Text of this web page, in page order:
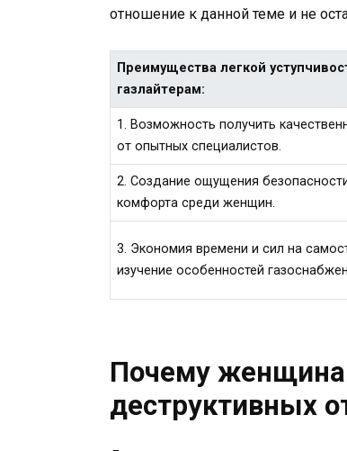
отношение к данной теме и не
Преимущества легкой
газлайтерам:
1. Возможность получить
от опытных специалистов.
2. Создание ощущения
комфорта среди женщин.
3. Экономия времени и сил на
изучение особенностей
Почему
деструктивных